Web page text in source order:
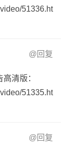
51336.ht
@回复
清版：
51335.ht
@回复